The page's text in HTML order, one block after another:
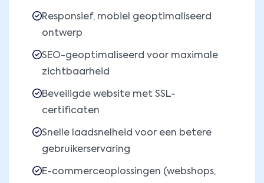
Responsief, mobiel geoptimaliseerd
ontwerp
SEO-geoptimaliseerd voor maximale
zichtbaarheid
Beveiligde website met SSL-
certificaten
Snelle laadsnelheid voor een betere
gebruikerservaring
E-commerceoplossingen (webshops,